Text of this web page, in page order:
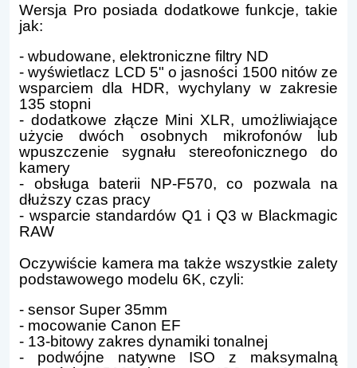
Wersja Pro posiada dodatkowe funkcje, takie
jak:
- wbudowane, elektroniczne filtry ND
- wyświetlacz LCD 5" o jasności 1500 nitów ze
wsparciem dla HDR, wychylany w zakresie
135 stopni
- dodatkowe złącze Mini XLR, umożliwiające
użycie dwóch osobnych mikrofonów lub
wpuszczenie sygnału stereofonicznego do
kamery
- obsługa baterii NP-F570, co pozwala na
dłuższy czas pracy
- wsparcie standardów Q1 i Q3 w Blackmagic
RAW
Oczywiście kamera ma także wszystkie zalety
podstawowego modelu 6K, czyli:
- sensor Super 35mm
- mocowanie Canon EF
- 13-bitowy zakres dynamiki tonalnej
- podwójne natywne ISO z maksymalną